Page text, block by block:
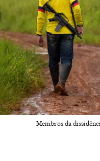
Membros da